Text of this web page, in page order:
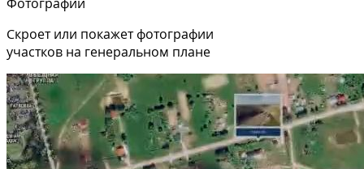
Фотографии
Скроет или покажет фотографии
участков на генеральном плане